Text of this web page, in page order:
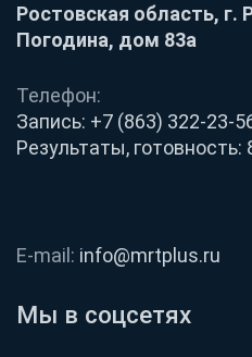
Ростовская область, г.
Погодина, дом 83а
Телефон:
Запись: +7 (863) 322-23-
Результаты, готовность:
E-mail: info@mrtplus.ru
Мы в соцсетях